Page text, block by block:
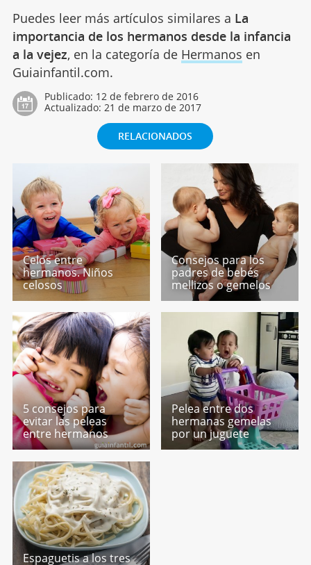
Puedes leer más artículos similares a La
importancia de los hermanos desde la infancia
a la vejez, en la categoría de Hermanos en
Guiainfantil.com.
Publicado: 12 de febrero de 2016
Actualizado: 21 de marzo de 2017
RELACIONADOS
Celos entre
hermanos. Niños
celosos
Consejos para los
padres de bebés
mellizos o gemelos
5 consejos para
evitar las peleas
entre hermanos
Pelea entre dos
hermanas gemelas
por un juguete
Espaguetis a los tres